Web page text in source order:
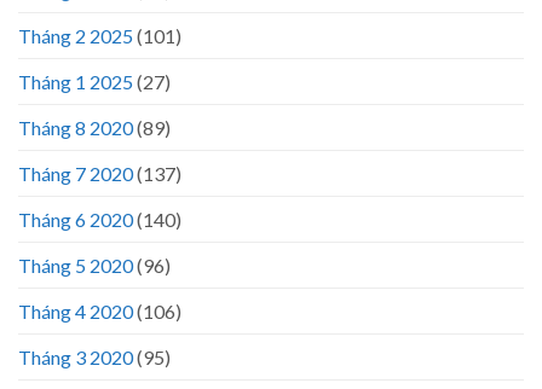
Tháng 2 2025(101)
Tháng 1 2025(27)
Tháng 8 2020(89)
Tháng 7 2020(137)
Tháng 6 2020(140)
Tháng 5 2020(96)
Tháng 4 2020(106)
Tháng 3 2020(95)